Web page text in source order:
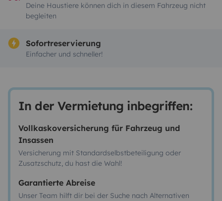
Deine Haustiere können dich in diesem Fahrzeug nicht
begleiten
Sofortreservierung
Einfacher und schneller!
In der Vermietung inbegriffen:
Vollkaskoversicherung für Fahrzeug und
Insassen
Versicherung mit Standardselbstbeteiligung oder
Zusatzschutz, du hast die Wahl!
Garantierte Abreise
Unser Team hilft dir bei der Suche nach Alternativen